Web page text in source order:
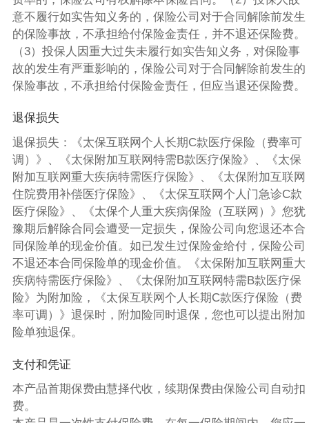
意不履行如实告知义务的，保险公司对于合同解除前发生
的保险事故，不承担给付保险金责任，并不退还保险费。
（3）投保人因重大过失未履行如实告知义务，对保险事
故的发生有严重影响的，保险公司对于合同解除前发生的
保险事故，不承担给付保险金责任，但应当退还保险费。
退保损失
退保损失：《太保互联网个人长期C款医疗保险（费率可
调）》、《太保附加互联网特需B款医疗保险》、《太保
附加互联网重大疾病特需医疗保险》、《太保附加互联网
住院费用补偿医疗保险》、《太保互联网个人门急诊C款
医疗保险》、《太保个人重大疾病保险（互联网）》您犹
豫期后解除合同会遭受一定损失，保险公司向您退还本合
同保险单的现金价值。如已发生过保险金给付，保险公司
不退还本合同保险单的现金价值。《太保附加互联网重大
疾病特需医疗保险》、《太保附加互联网特需B款医疗保
险》为附加险，《太保互联网个人长期C款医疗保险（费
率可调）》退保时，附加险同时退保，您也可以提出附加
险单独退保。
支付和凭证
本产品首期保费由慧择代收，续期保费由保险公司自动扣
费。